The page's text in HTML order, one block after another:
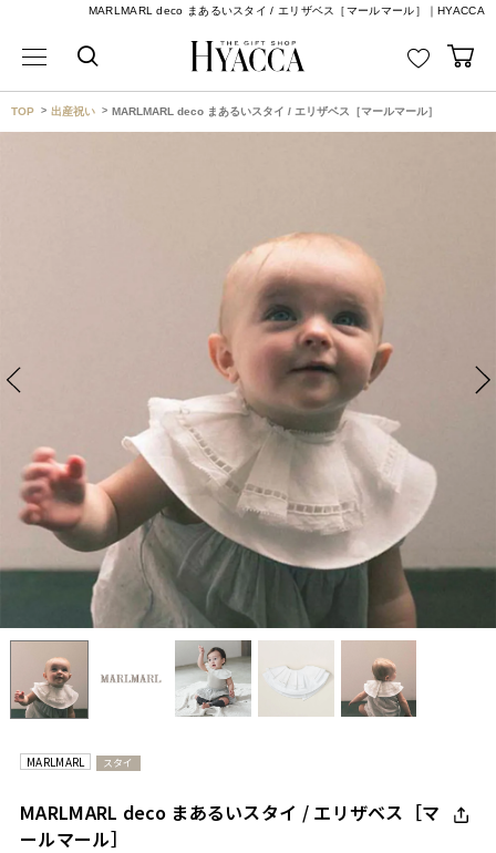
MARLMARL deco まあるいスタイ / エリザベス［マールマール］｜HYACCA
TOP 出産祝い MARLMARL deco まあるいスタイ / エリザベス［マールマール］
MARLMARL スタイ
MARLMARL deco まあるいスタイ / エリザベス［マ
ールマール］